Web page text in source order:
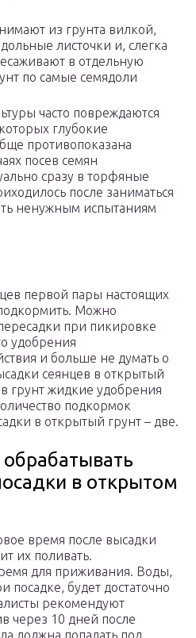
из грунта вилкой,
листочки и, слегка
в отдельную
по самые семядоли
часто повреждаются
глубокие
противопоказана
посев семян
сразу в торфяные
после заниматься
ненужным испытаниям
первой пары настоящих
Можно
при пикировке
удобрения
и больше не думать о
сеянцев в открытый
грунт жидкие удобрения
подкормок
в открытый грунт – две.
в открытом
время после высадки
их поливать.
для приживания. Воды,
посадке, будет достаточно
рекомендуют
через 10 дней после
должна попадать под